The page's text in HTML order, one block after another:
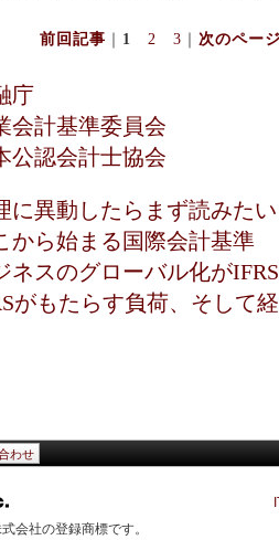
前回記事 ｜ 1 2 3 ｜ 次のペー
庁
会計基準委員会
公認会計士協会
に異動したらまず読みた
から始まる国際会計基準
ネスのグローバル化が
がもたらす負荷、そして
わせ
会社の登録商標です。